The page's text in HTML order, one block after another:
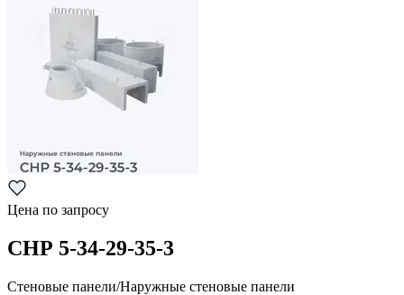
Цена по запросу
СНР 5-34-29-35-3
Стеновые панели/Наружные стеновые панели